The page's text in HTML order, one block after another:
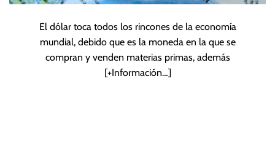
El dólar toca todos los rincones de la economía
mundial, debido que es la moneda en la que se
compran y venden materias primas, además
[+Información…]